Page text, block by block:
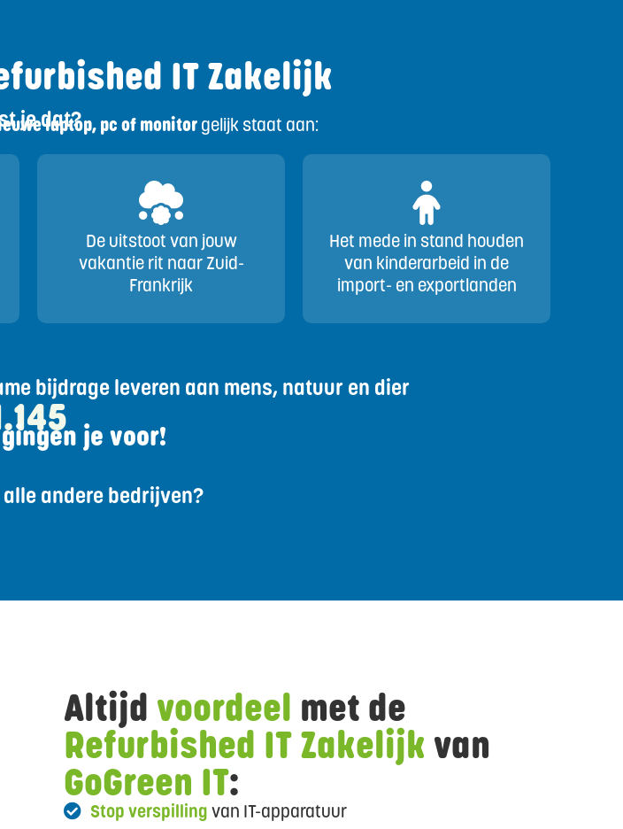
IT Zakelijk
je dat?
laptop, pc of monitorgelijk staat aan:
De uitstoot van jouw
vakantie rit naar Zuid-
Frankrijk
Het mede in stand houden
van kinderarbeid in de
import- en exportlanden
bijdrage leveren aan mens, natuur en dier
je voor!
andere bedrijven?
Altijd voordeel met de
Refurbished IT Zakelijk van
GoGreen IT:
Stop verspillingvan IT-apparatuur